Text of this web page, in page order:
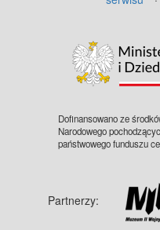
Dofinansowano ze
Narodowego
państwowego funduszu
Partnerzy: